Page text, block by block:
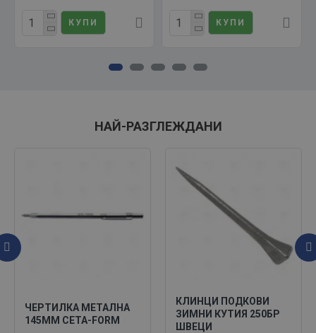
КУПИ КУПИ
НАЙ-РАЗГЛЕЖДАНИ
ЧЕРТИЛКА МЕТАЛНА
145ММ CETA-FORM
КЛИНЦИ ПОДКОВИ
ЗИМНИ КУТИЯ 250БР
ШВЕЦИ